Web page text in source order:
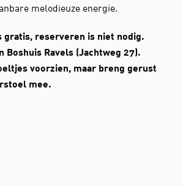
melodieuze energie.
gratis, reserveren is niet nodig.
Boshuis Ravels (Jachtweg 27).
voorzien, maar breng gerust
mee.